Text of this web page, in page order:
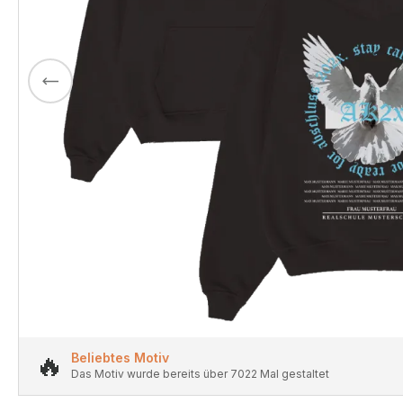
🔥 Beliebtes Motiv
Das Motiv wurde bereits über 7022 Mal gestaltet